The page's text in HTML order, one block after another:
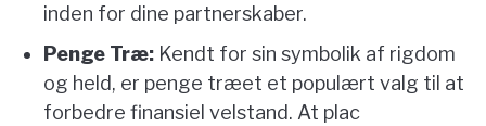
inden for dine partnerskaber.
Penge Træ: Kendt for sin symbolik af rigdom
og held, er penge træet et populært valg til at
forbedre finansiel velstand. At plac